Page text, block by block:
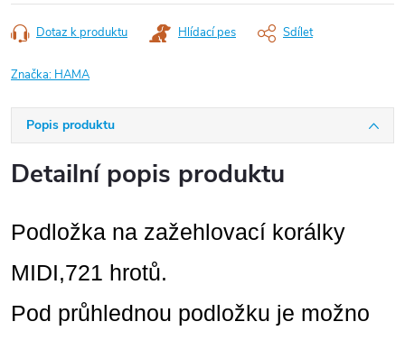
Dotaz k produktu Hlídací pes Sdílet
Značka: HAMA
Popis produktu
Detailní popis produktu
Podložka na zažehlovací korálky
MIDI,721 hrotů.
Pod průhlednou podložku je možno